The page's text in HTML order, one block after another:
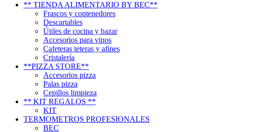
** TIENDA ALIMENTARIO BY BEC**
Frascos y contenedores
Descartables
Útiles de cocina y bazar
Accesorios para vinos
Cafeteras teteras y afines
Cristalería
**PIZZA STORE**
Accesorios pizza
Palas pizza
Cepillos limpieza
** KIT REGALOS **
KIT
TERMOMETROS PROFESIONALES
BEC